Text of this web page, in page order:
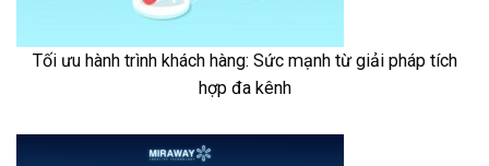
Tối ưu hành trình khách hàng: Sức mạnh từ giải pháp tích
hợp đa kênh